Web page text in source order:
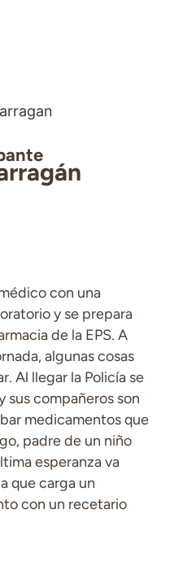
con una
y se prepara
de la EPS. A
algunas cosas
Al llegar la Policía se
sus compañeros son
medicamentos que
padre de un niño
esperanza va
que carga un
con un recetario